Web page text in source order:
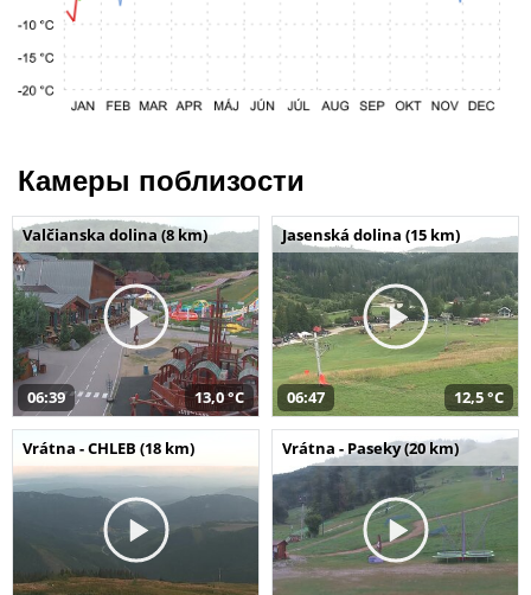
Камеры поблизости
Valčianska dolina (8 km)
06:39 13,0 °C
Jasenská dolina (15 km)
06:47 12,5 °C
Vrátna - CHLEB (18 km) Vrátna - Paseky (20 km)